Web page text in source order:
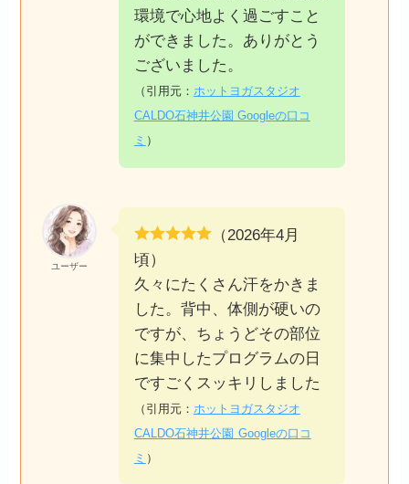
環境で心地よく過ごすこと
ができました。ありがとう
ございました。
（引用元： ホットヨガスタジオ
CALDO石神井公園 Googleの口コ
ミ ）
ユーザー
（2026年4月
頃）
久々にたくさん汗をかきま
した。背中、体側が硬いの
ですが、ちょうどその部位
に集中したプログラムの日
ですごくスッキリしました
（引用元： ホットヨガスタジオ
CALDO石神井公園 Googleの口コ
ミ ）